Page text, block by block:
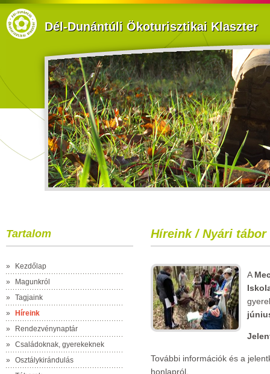
Dél-Dunántúli Ökoturisztikai Klaszter
Tartalom
»
Kezdőlap
»
Magunkról
»
Tagjaink
»
Híreink
»
Rendezvénynaptár
»
Családoknak, gyerekeknek
»
Osztálykirándulás
Híreink / Nyári tábor
A
További információk és a
honlapról.